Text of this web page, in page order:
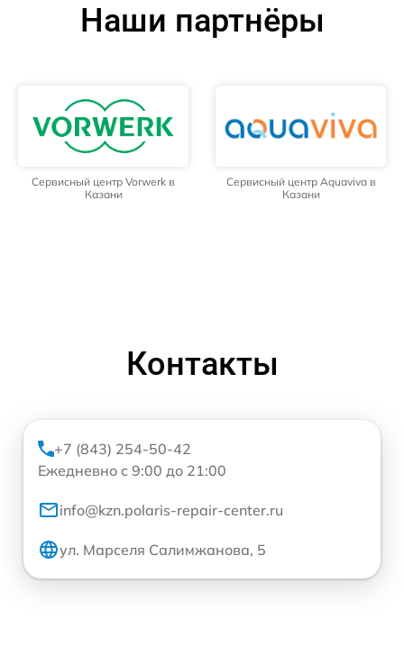
Наши партнёры
Сервисный центр Vorwerk в
Казани
Сервисный центр Aquaviva в
Казани
Контакты
+7 (843) 254-50-42
Ежедневно с 9:00 до 21:00
info@kzn.polaris-repair-center.ru
ул. Марселя Салимжанова, 5